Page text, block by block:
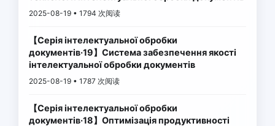
2025-08-19 • 1794 次阅读
【Серія інтелектуальної обробки
документів·19】Система забезпечення якості
інтелектуальної обробки документів
2025-08-19 • 1787 次阅读
【Серія інтелектуальної обробки
документів·18】Оптимізація продуктивності